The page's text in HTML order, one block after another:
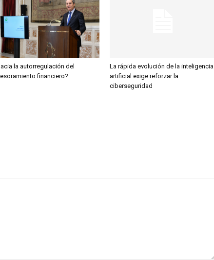
la autorregulación del
financiero?
La rápida evolución de la inteligencia
artificial exige reforzar la
ciberseguridad